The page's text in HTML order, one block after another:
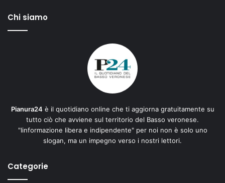
Chi siamo
Pianura24 è il quotidiano online che ti aggiorna gratuitamente su
tutto ciò che avviene sul territorio del Basso veronese.
"Iinformazione libera e indipendente" per noi non è solo uno
slogan, ma un impegno verso i nostri lettori.
Categorie